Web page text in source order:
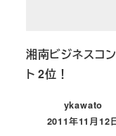
湘南ビジネスコ
ト 2位！
ykawato
投稿日
2011年11月12